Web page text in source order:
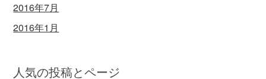
2016年7月
2016年1月
人気の投稿とページ